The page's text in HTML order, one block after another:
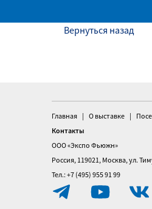
Вернуться назад
Главная О выставке
Контакты
ООО «Экспо Фьюжн»
Россия, 119021, Москва, ул.
Тел.: +7 (495) 955 91 99